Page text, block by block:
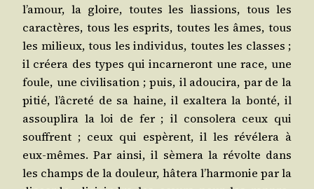
l’amour, la gloire, toutes les lias­sions, tous les
carac­tères, tous les esprits, toutes les âmes, tous
les milieux, tous les indi­vi­dus, toutes les classes ;
il crée­ra des types qui incar­ne­ront une race, une
foule, une civi­li­sa­tion ; puis, il adou­ci­ra, par de la
pitié, l’âcreté de sa haine, il exal­te­ra la bon­té, il
assou­pli­ra la loi de fer ; il conso­le­ra ceux qui
souffrent ; ceux qui espèrent, il les révé­le­ra à
eux-mêmes. Par ain­si, il sème­ra la révolte dans
les champs de la dou­leur, hâte­ra l’harmonie par la